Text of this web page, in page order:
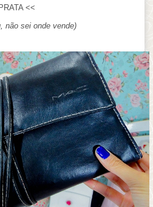
PRATA <<
não sei onde vende)